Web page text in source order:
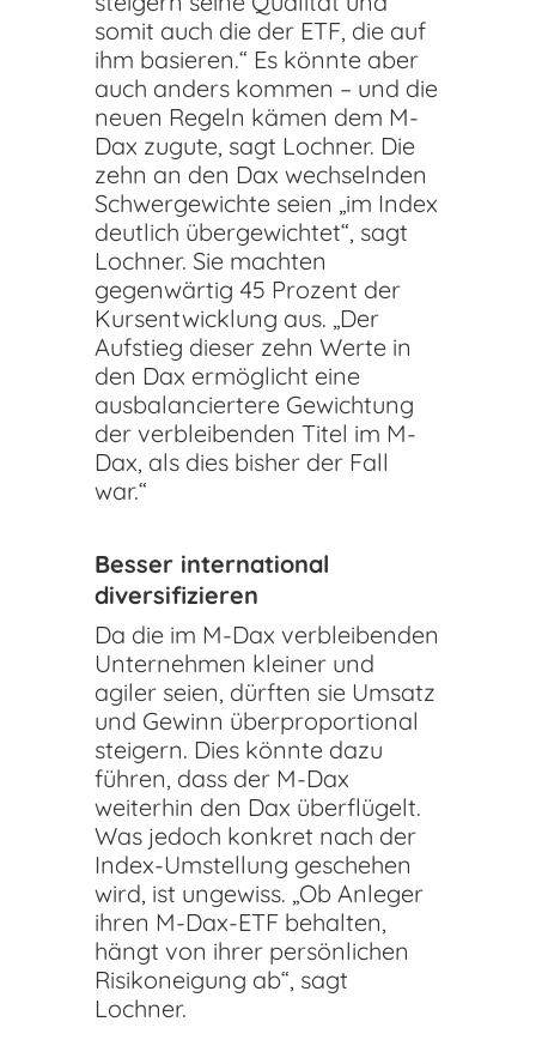
somit auch die der ETF, die auf
ihm basieren.“ Es könnte aber
auch anders kommen – und die
neuen Regeln kämen dem M-
Dax zugute, sagt Lochner. Die
zehn an den Dax wechselnden
Schwergewichte seien „im Index
deutlich übergewichtet“, sagt
Lochner. Sie machten
gegenwärtig 45 Prozent der
Kursentwicklung aus. „Der
Aufstieg dieser zehn Werte in
den Dax ermöglicht eine
ausbalanciertere Gewichtung
der verbleibenden Titel im M-
Dax, als dies bisher der Fall
war.“
Besser international
diversifizieren
Da die im M-Dax verbleibenden
Unternehmen kleiner und
agiler seien, dürften sie Umsatz
und Gewinn überproportional
steigern. Dies könnte dazu
führen, dass der M-Dax
weiterhin den Dax überflügelt.
Was jedoch konkret nach der
Index-Umstellung geschehen
wird, ist ungewiss. „Ob Anleger
ihren M-Dax-ETF behalten,
hängt von ihrer persönlichen
Risikoneigung ab“, sagt
Lochner.